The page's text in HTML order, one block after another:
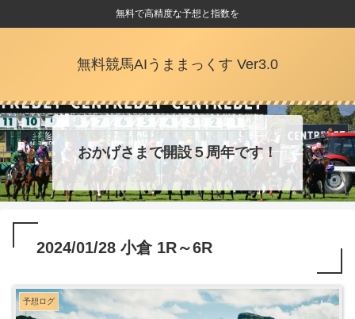
無料で高精度な予想と指数を
無料競馬AIうままっくす Ver3.0
おかげさまで開設５周年です！
2024/01/28 小倉 1R～6R
予想ログ